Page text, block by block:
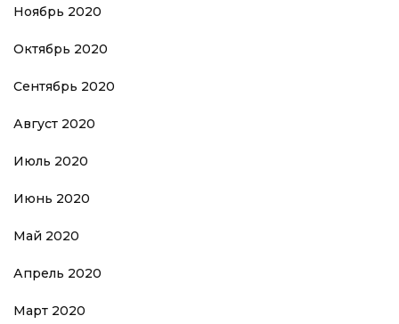
Ноябрь 2020
Октябрь 2020
Сентябрь 2020
Август 2020
Июль 2020
Июнь 2020
Май 2020
Апрель 2020
Март 2020